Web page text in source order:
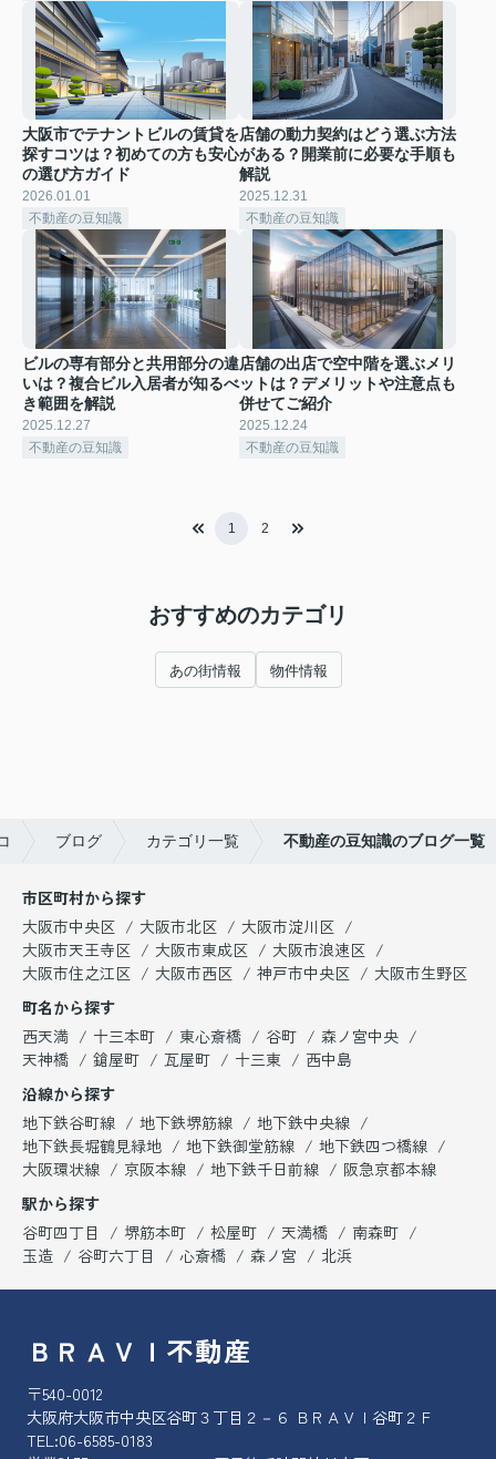
大阪市でテナントビルの賃貸を
探すコツは？初めての方も安心
の選び方ガイド
2026.01.01
不動産の豆知識
店舗の動力契約はどう選ぶ方法
がある？開業前に必要な手順も
解説
2025.12.31
不動産の豆知識
ビルの専有部分と共用部分の違
いは？複合ビル入居者が知るべ
き範囲を解説
2025.12.27
不動産の豆知識
店舗の出店で空中階を選ぶメリ
ットは？デメリットや注意点も
併せてご紹介
2025.12.24
不動産の豆知識
1 2
おすすめのカテゴリ
あの街情報 物件情報
ブログ カテゴリ一覧 不動産の豆知識のブログ一覧
市区町村から探す
大阪市中央区
大阪市北区
大阪市淀川区
大阪市天王寺区
大阪市東成区
大阪市浪速区
大阪市住之江区
大阪市西区 神戸市中央区
大阪市生野区
町名から探す
西天満
十三本町 東心斎橋 谷町
森ノ宮中央
天神橋
鎗屋町 瓦屋町 十三東
西中島
沿線から探す
地下鉄谷町線
地下鉄堺筋線
地下鉄中央線
地下鉄長堀鶴見緑地
地下鉄御堂筋線
地下鉄四つ橋線
大阪環状線
京阪本線 地下鉄千日前線
阪急京都本線
駅から探す
谷町四丁目
堺筋本町 松屋町 天満橋
南森町
玉造
谷町六丁目 心斎橋 森ノ宮 北浜
ＢＲＡＶＩ不動産
〒540-0012
大阪府大阪市中央区谷町３丁目２－６ ＢＲＡＶＩ谷町２Ｆ
TEL:06-6585-0183